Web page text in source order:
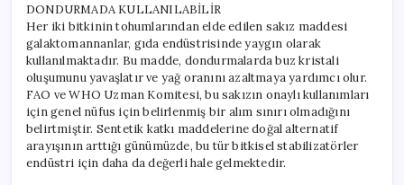
DONDURMADA KULLANILABİLİR
Her iki bitkinin tohumlarından elde edilen sakız maddesi
galaktomannanlar, gıda endüstrisinde yaygın olarak
kullanılmaktadır. Bu madde, dondurmalarda buz kristali
oluşumunu yavaşlatır ve yağ oranını azaltmaya yardımcı olur.
FAO ve WHO Uzman Komitesi, bu sakızın onaylı kullanımları
için genel nüfus için belirlenmiş bir alım sınırı olmadığını
belirtmiştir. Sentetik katkı maddelerine doğal alternatif
arayışının arttığı günümüzde, bu tür bitkisel stabilizatörler
endüstri için daha da değerli hale gelmektedir.